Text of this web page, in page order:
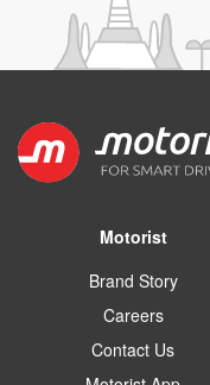
Motorist
Brand Story
Careers
Contact Us